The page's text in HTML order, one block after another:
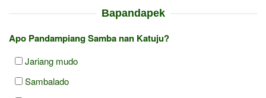
Bapandapek
Apo Pandampiang Samba nan Katuju?
Jariang mudo
Sambalado